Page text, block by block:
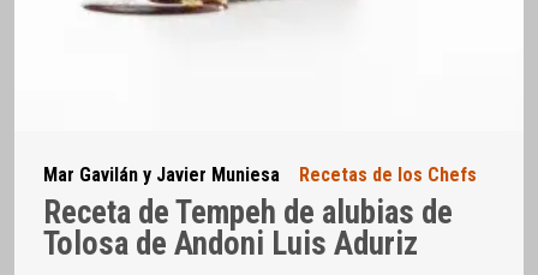
Mar Gavilán y Javier Muniesa Recetas de los Chefs
Receta de Tempeh de alubias de
Tolosa de Andoni Luis Aduriz